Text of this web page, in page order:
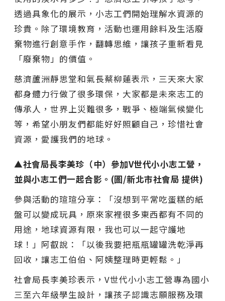
透過具象化的展示，小志工們開始理解水資源的
珍貴。除了環境教育，活動也運用餘料及生活廢
棄物進行創意手作，翻轉思維，讓孩子重新看見
「廢棄物」的價值。
慈濟蘆洲靜思堂和氣長蔡柳蓮表示，三天來大家
都身體力行做了很多環保，大家都是未來志工的
傳承人，世界上災難很多，戰爭、極端氣候變化
等，希望小朋友們都能好好照顧自己，珍惜社會
資源，愛護我們的地球。
▲社會局長李美珍（中）參加V世代小小志工營，
並與小志工們一起合影。(圖/新北市社會局 提供)
參與活動的瑄瑄分享：「沒想到平常吃蛋糕的紙
盤可以變成玩具，原來家裡很多東西都有不同的
用途，地球資源有限，我也可以一起守護地
球！」阿叡說：「以後我要把瓶瓶罐罐洗乾淨再
回收，讓志工伯伯、阿姨整理時更輕鬆。」
社會局長李美珍表示，V世代小小志工營專為國小
三至六年級學生設計，讓孩子認識志願服務及環